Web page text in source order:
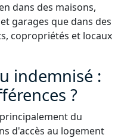
dans des maisons,
garages que dans des
copropriétés et locaux
indemnisé :
?
du
d'accès au logement